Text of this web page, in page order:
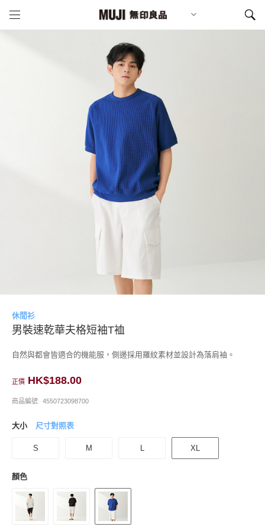
休閒衫
男裝速乾華夫格短袖T裇
自然與都會皆適合的機能服，側邊採用羅紋素材並設計為落肩袖。
正價 HK$188.00
商品編號 4550723098700
大小 尺寸對照表
S M L XL
顏色